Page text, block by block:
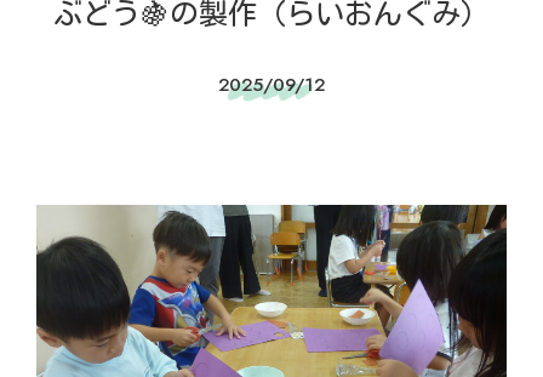
ぶどう🍇の製作（らいおんぐみ）
2025/09/12